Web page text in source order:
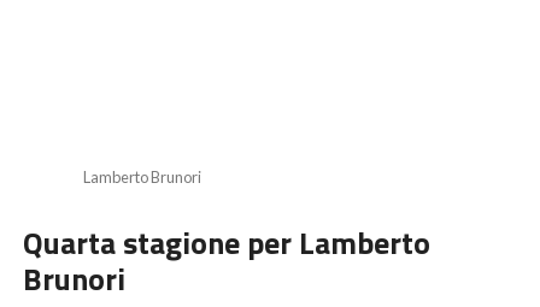
Lamberto Brunori
Quarta stagione per Lamberto
Brunori